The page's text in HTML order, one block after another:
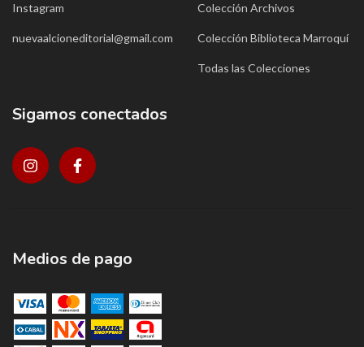
Instagram
nuevaalcioneditorial@gmail.com
Colección Archivos
Colección Biblioteca Marroquí
Todas las Colecciones
Sigamos conectados
Medios de pago